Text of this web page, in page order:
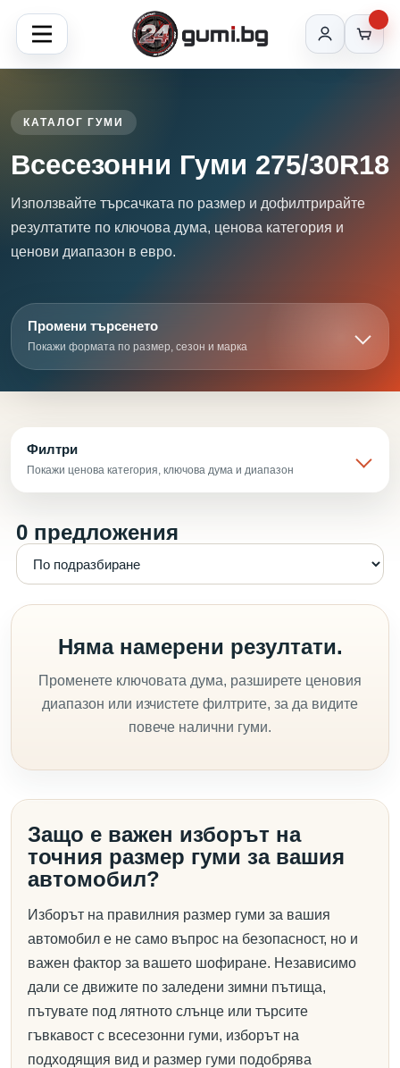
КАТАЛОГ ГУМИ
Всесезонни Гуми 275/30R18
Използвайте търсачката по размер и дофилтрирайте
резултатите по ключова дума, ценова категория и
ценови диапазон в евро.
Промени търсенето
Покажи формата по размер, сезон и марка
Филтри
Покажи ценова категория, ключова дума и диапазон
0 предложения
Няма намерени резултати.
Променете ключовата дума, разширете ценовия
диапазон или изчистете филтрите, за да видите
повече налични гуми.
Защо е важен изборът на
точния размер гуми за вашия
автомобил?
Изборът на правилния размер гуми за вашия
автомобил е не само въпрос на безопасност, но и
важен фактор за вашето шофиране. Независимо
дали се движите по заледени зимни пътища,
пътувате под лятното слънце или търсите
гъвкавост с всесезонни гуми, изборът на
подходящия вид и размер гуми подобрява